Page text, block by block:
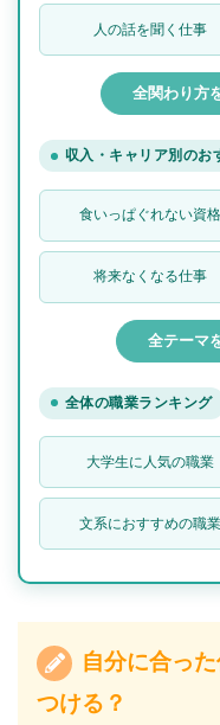
人の話を聞く仕事
全関わり方
収入・キャリア別のお
食いっぱぐれない資格
将来なくなる仕事
全テーマ
全体の職業ランキング
大学生に人気の職業
文系におすすめの職業
自分に合っ
つける？